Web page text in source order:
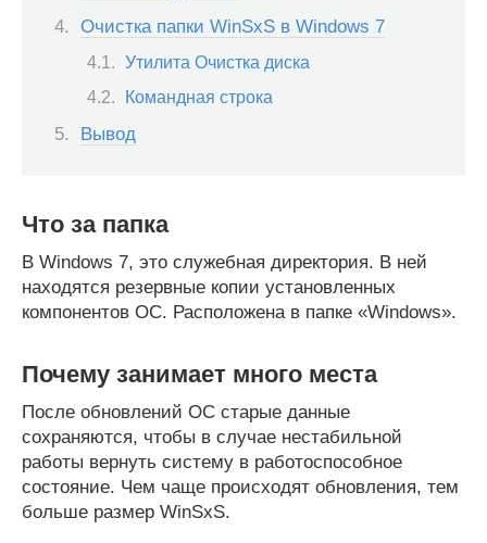
Очистка папки WinSxS в Windows 7
Утилита Очистка диска
Командная строка
Вывод
Что за папка
В Windows 7, это служебная директория. В ней
находятся резервные копии установленных
компонентов ОС. Расположена в папке «Windows».
Почему занимает много места
После обновлений ОС старые данные
сохраняются, чтобы в случае нестабильной
работы вернуть систему в работоспособное
состояние. Чем чаще происходят обновления, тем
больше размер WinSxS.